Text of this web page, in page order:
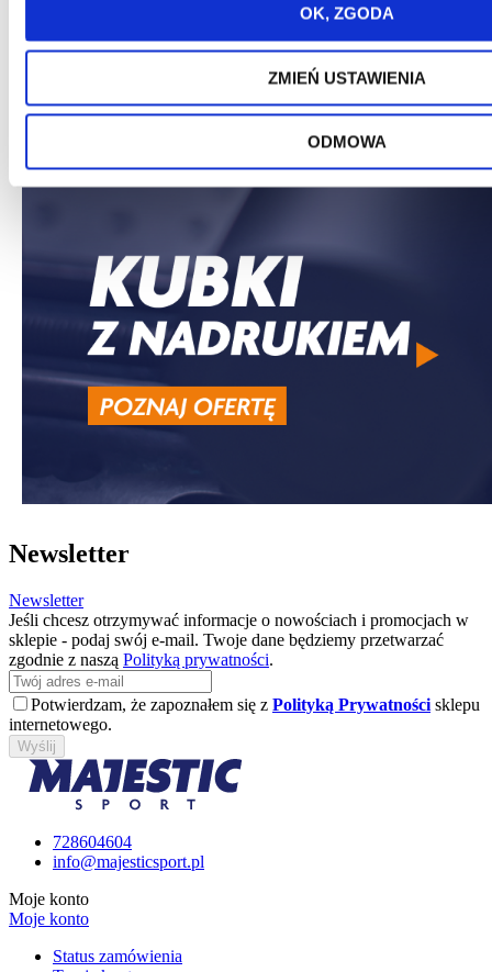
OK, ZGODA
ZMIEŃ USTAWIENIA
ODMOWA
Newsletter
Newsletter
Jeśli chcesz otrzymywać informacje o nowościach i promocjach w
sklepie - podaj swój e-mail. Twoje dane będziemy przetwarzać
zgodnie z naszą Polityką prywatności.
Potwierdzam, że zapoznałem się z Polityką Prywatności sklepu
internetowego.
Wyślij
728604604
info@majesticsport.pl
Moje konto
Moje konto
Status zamówienia